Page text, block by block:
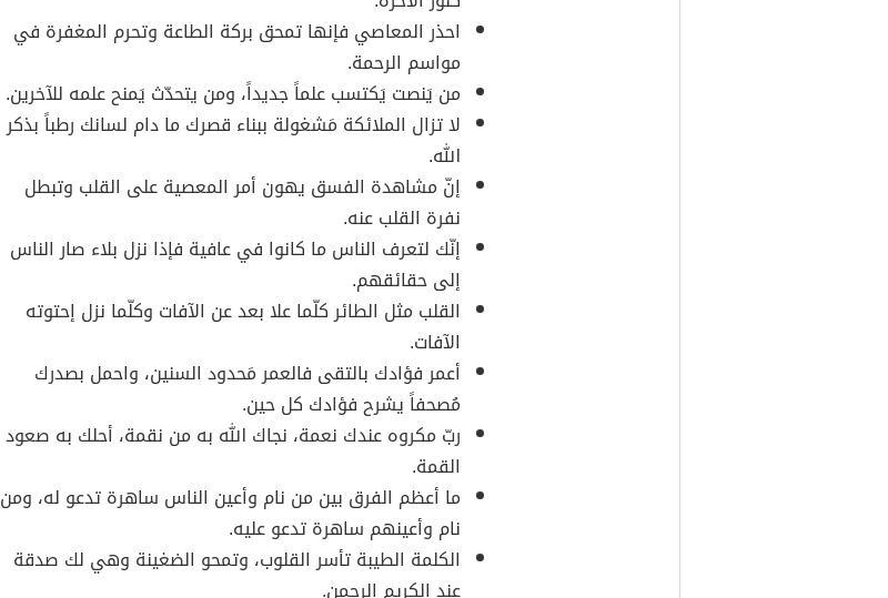
احذر المعاصي فإنها تمحق بركة الطاعة وتحرم المغفرة في
مواسم الرحمة.
من يَنصت يَكتسب علماً جديداً، ومن يتحدّث يَمنح علمه للآخرين.
لا تزال الملائكة مَشغولة ببناء قصرك ما دام لسانك رطباً بذكر
الله.
إنّ مشاهدة الفسق يهون أمر المعصية على القلب وتبطل
نفرة القلب عنه.
إنّك لتعرف الناس ما كانوا في عافية فإذا نزل بلاء صار الناس
إلى حقائقهم.
القلب مثل الطائر كلّما علا بعد عن الآفات وكلّما نزل إحتوته
الآفات.
أعمر فؤادك بالتقى فالعمر مَحدود السنين، واحمل بصدرك
مُصحفاً يشرح فؤادك كل حين.
ربّ مكروه عندك نعمة، نجاك الله به من نقمة، أحلك به صعود
القمة.
ما أعظم الفرق بين من نام وأعين الناس ساهرة تدعو له، ومن
نام وأعينهم ساهرة تدعو عليه.
الكلمة الطيبة تأسر القلوب، وتمحو الضغينة وهي لك صدقة
عند الكريم الرحمن.